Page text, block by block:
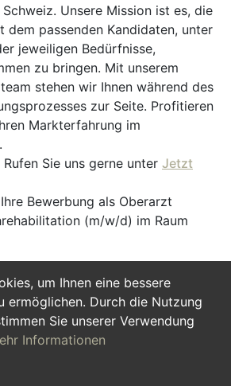
um Ihnen eine bessere
ermöglichen. Durch die Nutzung
Sie unserer Verwendung
Informationen
Unsere Mission ist es, die
dem passenden Kandidaten, unter
jeweiligen Bedürfnisse,
zu bringen. Mit unserem
stehen wir Ihnen während des
zur Seite. Profitieren
Markterfahrung im
Sie uns gerne unter Jetzt
Bewerbung als Oberarzt
(m/w/d) im Raum
Bewerben